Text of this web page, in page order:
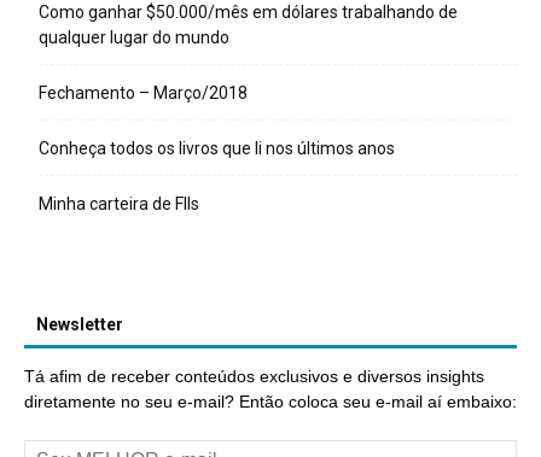
Como ganhar $50.000/mês em dólares trabalhando de
qualquer lugar do mundo
Fechamento – Março/2018
Conheça todos os livros que li nos últimos anos
Minha carteira de FIIs
Newsletter
Tá afim de receber conteúdos exclusivos e diversos insights
diretamente no seu e-mail? Então coloca seu e-mail aí embaixo: